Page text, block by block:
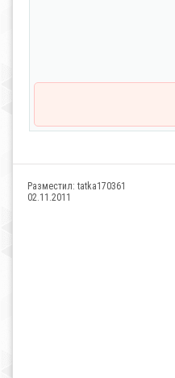
Разместил: tatka170361
02.11.2011